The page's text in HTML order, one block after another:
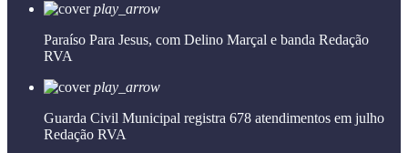
play_arrow
Paraíso Para Jesus, com Delino Marçal e banda Redação
RVA
play_arrow
Guarda Civil Municipal registra 678 atendimentos em julho
Redação RVA